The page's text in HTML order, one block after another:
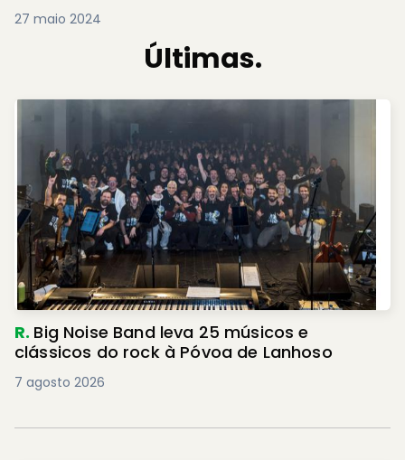
27 maio 2024
Últimas.
R. Big Noise Band leva 25 músicos e
clássicos do rock à Póvoa de Lanhoso
7 agosto 2026